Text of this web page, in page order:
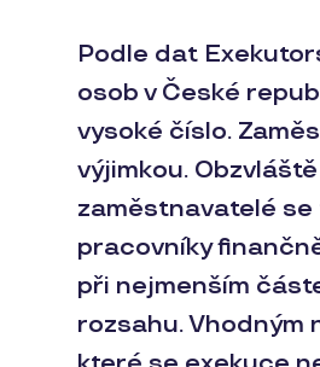
Podle dat
osob v České
vysoké číslo.
výjimkou.
zaměstnavatelé
pracovníky
při nejmenším
rozsahu.